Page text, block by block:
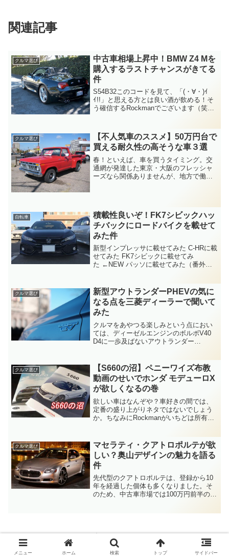
関連記事
クルマ選び
中古車相場上昇中！BMW Z4 Mを
購入するラストチャンスがきてる
件
S54B32このコードを見て、「(・∀・)ｲ
ｲ!!」と思える方とは良い酒が飲める！そ
う確信するRockmanでございます（笑）
ンジンの名称。BMWの子会社であるM
社...
クルマ選び
【不人気車のススメ】50万円台で
買える耐久性の高そうな車３選
春！といえば、車を買うタイミング。交
通網が発達した東京・大阪のフレッシャ
ーズなら関係ありませんが、地方で働く
自転車
積載性良いぞ！FK7シビックハッ
チバックにロードバイクを載せて
みた件
新型インプレッサに載せてみた C-HRに載
せてみた FK7シビックに載せてみ
た ←NEW パッソに載せてみた（番外
はRockmanが購入を検討している車の中
で、自転車...
クルマ選び
新型アウトランダーPHEVの気に
なる点を三菱ディーラーで聞いて
みた
クルマをあやつる楽しみという点におい
ては、ディーゼルエンジンのボルボV40
D4に一歩及ばないアウトランダー
で一括りにするのは乱暴なことは分かっ
ています。それでも...
クルマ選び
【S660の沼】ペニーワイズ布教
動画のせいでホンダ モデューロX
が欲しくなるの巻
欲しい車はなんぞや？車好きの間では、
定番の盛り上がりネタではないでしょう
か。ちなみにRockmanがいちどは所有し
の2台。（外車を入れるともう一台増え
る）そ...
クルマ選び
マセラティ・クアトロポルテが欲
しい？奥山デザインの魅力を語る
件
先代型のクアトロポルテは、登録から10
年を経過した個体も多くなりました。そ
のため、中古車市場では100万円前半の地
スポンサーリンク
メニュー ホーム 検索 トップ サイドバー